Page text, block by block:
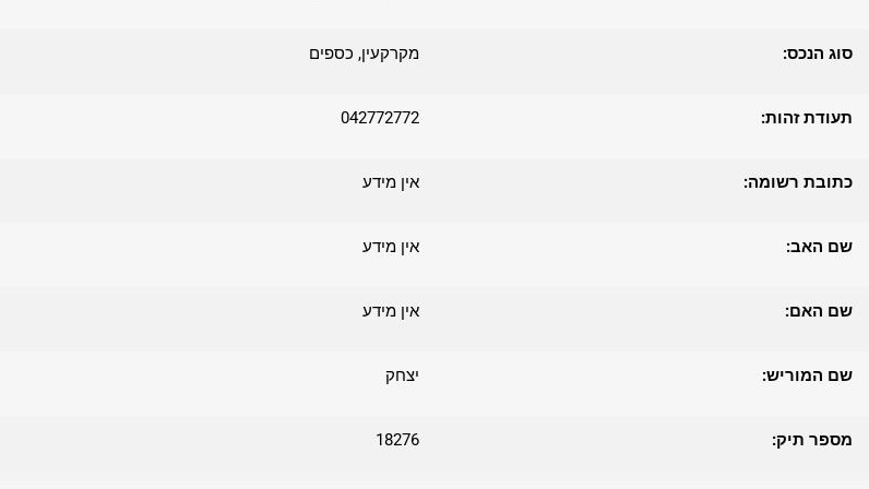
סוג הנכס: מקרקעין, כספים
תעודת זהות: 042772772
כתובת רשומה: אין מידע
שם האב: אין מידע
שם האם: אין מידע
שם המוריש: יצחק
מספר תיק: 18276